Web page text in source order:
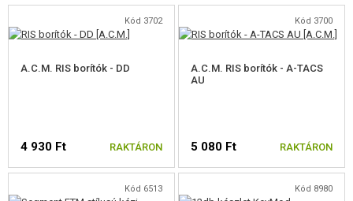
REKLÁM TÁRGYAK
SÉRÜLT, HASZNÁLT ÁRUK
KEDVEZMÉNYEK
Kód 3702
A.C.M. RIS borítók - DD
4 930 Ft RAKTÁRON
Kód 3700
A.C.M. RIS borítók - A-TACS
AU
5 080 Ft RAKTÁRON
Kód 6513 Kód 8980